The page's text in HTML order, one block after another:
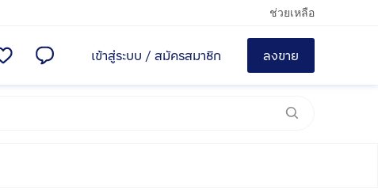
ช่วยเหลือ
เข้าสู่ระบบ / สมัครสมาชิก ลงขาย